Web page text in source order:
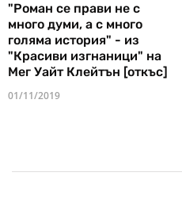
"Роман се прави не с
много думи, а с много
голяма история" - из
"Красиви изгнаници" на
Мег Уайт Клейтън [откъс]
01/11/2019